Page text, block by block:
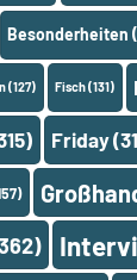
Besonderheiten
(127) Fisch(131)
Friday